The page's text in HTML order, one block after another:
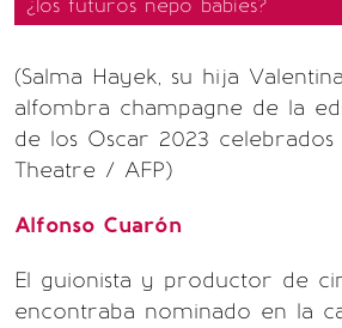
¿los futuros nepo babies?
(Salma Hayek, su hija
alfombra champagne de la
de los Oscar 2023
Theatre / AFP)
Alfonso Cuarón
El guionista y productor de
encontraba nominado en la